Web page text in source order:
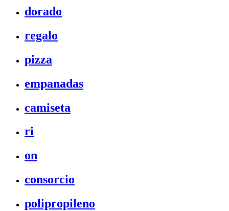
dorado
regalo
pizza
empanadas
camiseta
ri
on
consorcio
polipropileno